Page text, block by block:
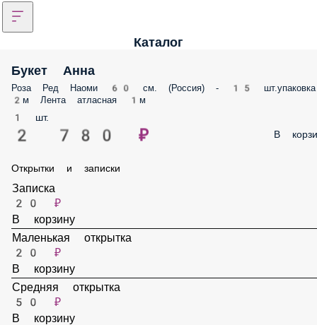
Каталог
Букет Анна
Роза Ред Наоми 60 см. (Россия) - 15 шт.упаковка
2м Лента атласная 1м
1 шт.
2 780 ₽ В
Открытки и записки
Записка
20 ₽
В корзину
Маленькая открытка
20 ₽
В корзину